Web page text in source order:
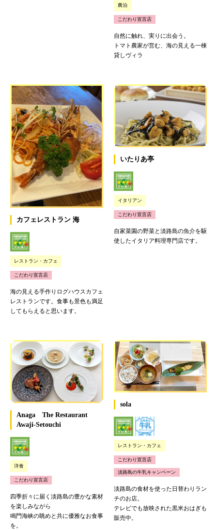
農泊
こだわり宣言店
自然に触れ、実りに出会う。
トマト農家が営む、海の見える一棟
貸しヴィラ
カフェレストラン 海
レストラン・カフェ
こだわり宣言店
海の見える手作りログハウスカフェ
レストランです。食事も景色も満足
してもらえると思います。
いたりあ亭
イタリアン
こだわり宣言店
自家菜園の野菜と淡路島の魚介を駆
使したイタリア料理専門店です。
Anaga The Restaurant
Awaji-Setouchi
洋食
こだわり宣言店
四季折々に届く淡路島の豊かな素材
を楽しみながら
鳴門海峡の眺めと共に優雅なお食事
を。
sola
レストラン・カフェ
こだわり宣言店
淡路島の牛乳キャンペーン
淡路島の食材を使った日替わりラン
チのお店。
テレビでも放映された黒米おはぎも
販売中。